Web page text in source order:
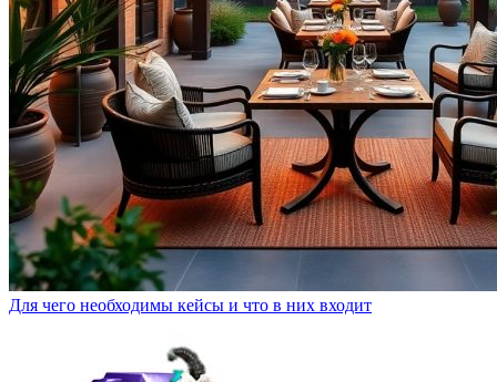
Для чего необходимы кейсы и что в них входит